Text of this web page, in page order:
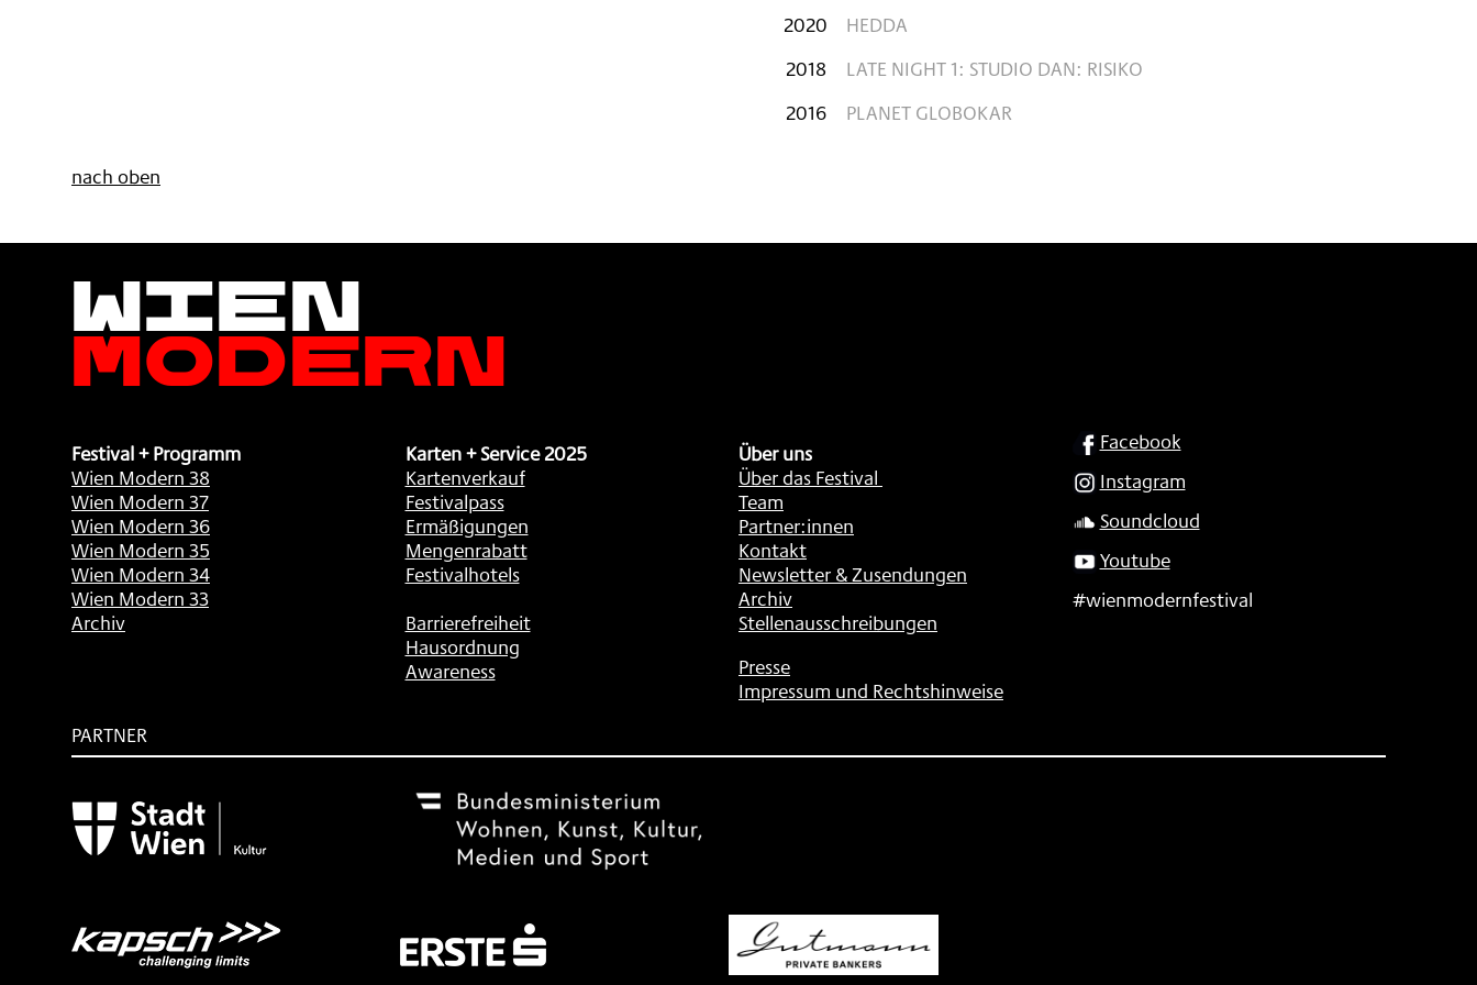
2020
HEDDA
2018
LATE NIGHT 1: STUDIO DAN: RISIKO
2016
PLANET GLOBOKAR
nach oben
Wien
Modern
Festival + Programm
Wien Modern 38
Wien Modern 37
Wien Modern 36
Wien Modern 35
Wien Modern 34
Wien Modern 33
Archiv
Karten + Service 2025
Kartenverkauf
Festivalpass
Ermäßigungen
Mengenrabatt
Festivalhotels
Barrierefreiheit
Hausordnung
Awareness
Über uns
Über das Festival
Team
Partner:innen
Kontakt
Newsletter & Zusendungen
Archiv
Stellenausschreibungen
Presse
Impressum und Rechtshinweise
SOCIAL
Facebook
Instagram
Soundcloud
Youtube
#wienmodernfestival
PARTNER